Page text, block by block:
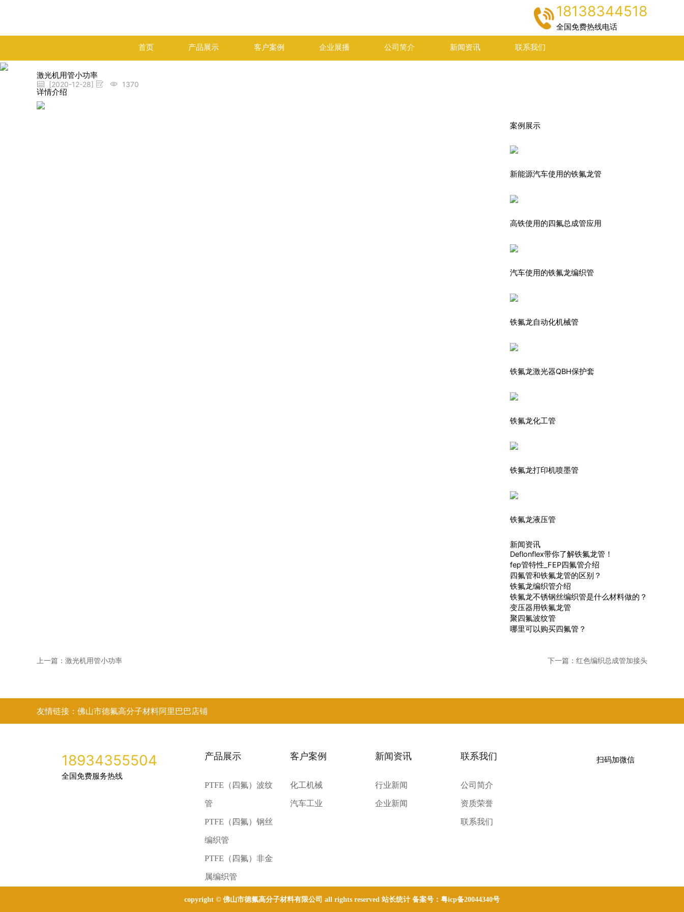
18138344518
全国免费热线电话
首页 产品展示 客户案例 企业展播 公司简介 新闻资讯 联系我们
激光机用管小功率
[2020-12-28] 1370
详情介绍
案例展示
新能源汽车使用的铁氟龙管
高铁使用的四氟总成管应用
汽车使用的铁氟龙编织管
铁氟龙自动化机械管
铁氟龙激光器QBH保护套
铁氟龙化工管
铁氟龙打印机喷墨管
铁氟龙液压管
新闻资讯
Deflonflex带你了解铁氟龙管！
fep管特性_FEP四氟管介绍
四氟管和铁氟龙管的区别？
铁氟龙编织管介绍
铁氟龙不锈钢丝编织管是什么材料做的？
变压器用铁氟龙管
聚四氟波纹管
哪里可以购买四氟管？
上一篇： 激光机用管小功率 下一篇： 红色编织总成管加接头
友情链接：佛山市德氟高分子材料阿里巴巴店铺
18934355504
全国免费服务热线
产品展示
PTFE（四氟）波纹
管
PTFE（四氟）钢丝
编织管
PTFE（四氟）非金
属编织管
客户案例
化工机械
汽车工业
新闻资讯
行业新闻
企业新闻
联系我们
公司简介
资质荣誉
联系我们
扫码加微信
copyright © 佛山市德氟高分子材料有限公司 all rights reserved 站长统计 备案号： 粤icp备20044340号